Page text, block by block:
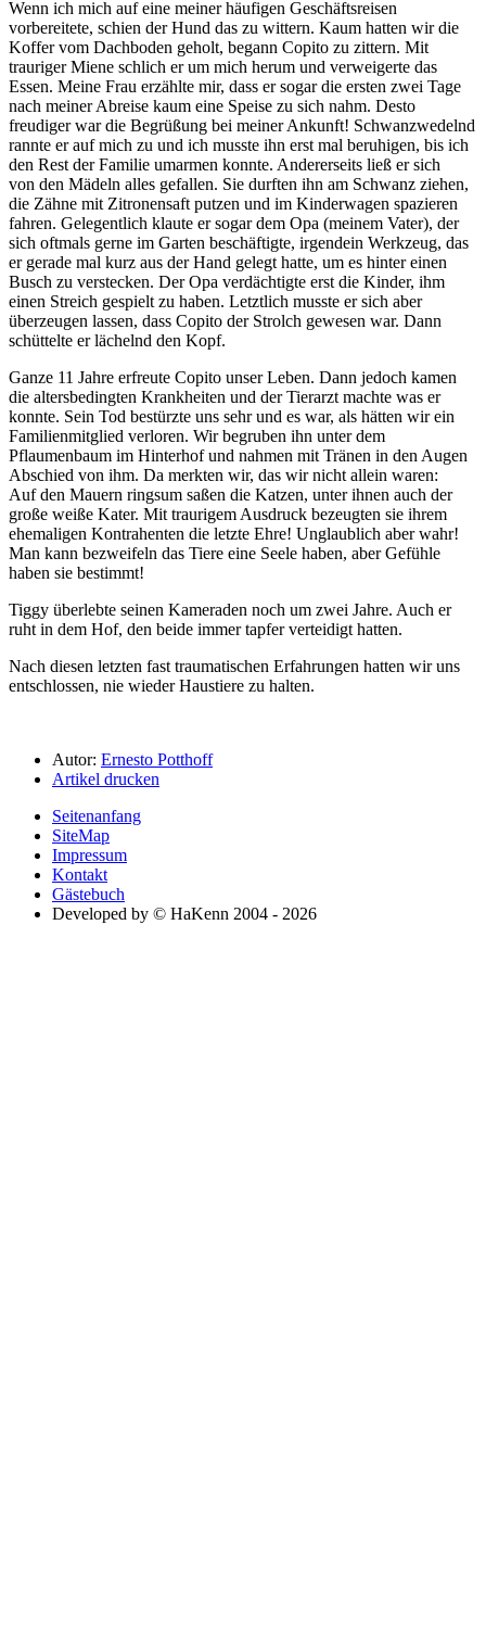
Wenn ich mich auf eine meiner häufigen Geschäftsreisen
vorbereitete, schien der Hund das zu wittern. Kaum hatten wir die
Koffer vom Dachboden geholt, begann Copito zu zittern. Mit
trauriger Miene schlich er um mich herum und verweigerte das
Essen. Meine Frau erzählte mir, dass er sogar die ersten zwei Tage
nach meiner Abreise kaum eine Speise zu sich nahm. Desto
freudiger war die Begrüßung bei meiner Ankunft! Schwanzwedelnd
rannte er auf mich zu und ich musste ihn erst mal beruhigen, bis ich
den Rest der Familie umarmen konnte. Andererseits ließ er sich
von den Mädeln alles gefallen. Sie durften ihn am Schwanz ziehen,
die Zähne mit Zitronensaft putzen und im Kinderwagen spazieren
fahren. Gelegentlich klaute er sogar dem Opa (meinem Vater), der
sich oftmals gerne im Garten beschäftigte, irgendein Werkzeug, das
er gerade mal kurz aus der Hand gelegt hatte, um es hinter einen
Busch zu verstecken. Der Opa verdächtigte erst die Kinder, ihm
einen Streich gespielt zu haben. Letztlich musste er sich aber
überzeugen lassen, dass Copito der Strolch gewesen war. Dann
schüttelte er lächelnd den Kopf.
Ganze 11 Jahre erfreute Copito unser Leben. Dann jedoch kamen
die altersbedingten Krankheiten und der Tierarzt machte was er
konnte. Sein Tod bestürzte uns sehr und es war, als hätten wir ein
Familienmitglied verloren. Wir begruben ihn unter dem
Pflaumenbaum im Hinterhof und nahmen mit Tränen in den Augen
Abschied von ihm. Da merkten wir, das wir nicht allein waren:
Auf den Mauern ringsum saßen die Katzen, unter ihnen auch der
große weiße Kater. Mit traurigem Ausdruck bezeugten sie ihrem
ehemaligen Kontrahenten die letzte Ehre! Unglaublich aber wahr!
Man kann bezweifeln das Tiere eine Seele haben, aber Gefühle
haben sie bestimmt!
Tiggy überlebte seinen Kameraden noch um zwei Jahre. Auch er
ruht in dem Hof, den beide immer tapfer verteidigt hatten.
Nach diesen letzten fast traumatischen Erfahrungen hatten wir uns
entschlossen, nie wieder Haustiere zu halten.
Autor: Ernesto Potthoff
Artikel drucken
Seitenanfang
SiteMap
Impressum
Kontakt
Gästebuch
Developed by © HaKenn 2004 - 2026